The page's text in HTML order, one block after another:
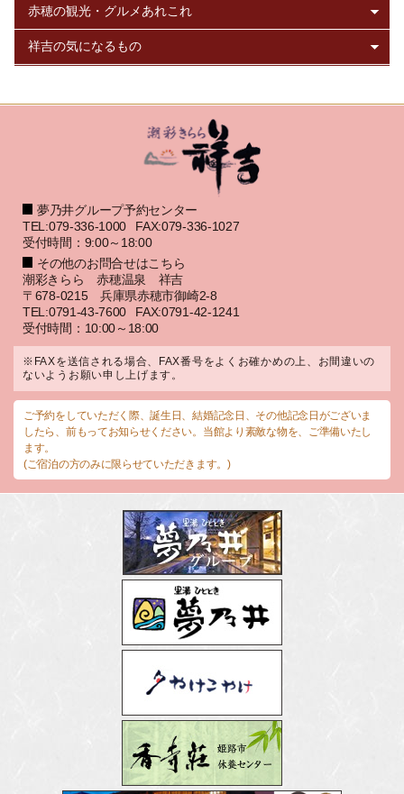
夢乃井グループ予約センター
TEL:079-336-1000
FAX:079-336-1027
受付時間：9:00～18:00
その他のお問合せはこちら
潮彩きらら 赤穂温泉 祥吉
〒678-0215 兵庫県赤穂市御崎2-8
TEL:0791-43-7600
FAX:0791-42-1241
受付時間：10:00～18:00
※FAXを送信される場合、FAX番号をよくお確かめの上、お間違いの
ないようお願い申し上げます。
ご予約をしていただく際、誕生日、結婚記念日、その他記念日がございま
したら、前もってお知らせください。当館より素敵な物を、ご準備いたし
ます。
(ご宿泊の方のみに限らせていただきます。)